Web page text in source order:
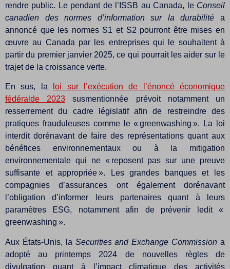
rendre public. Le pendant de l’ISSB au Canada, le Conseil
canadien des normes d’information sur la durabilité a
annoncé que les normes S1 et S2 pourront être mises en
œuvre au Canada par les entreprises qui le souhaitent à
partir du premier janvier 2025, ce qui pourrait les aider sur le
trajet de la croissance verte.
En sus, la
loi sur l’exécution de l’énoncé économique
fédéralde 2023 susmentionnée prévoit notamment un
resserrement du cadre législatif afin de restreindre des
pratiques frauduleuses comme le « greenwashing ». La loi
interdit dorénavant de faire des représentations quant aux
bénéfices environnementaux ou à la mitigation
environnementale qui ne « reposent pas sur une preuve
suffisante et appropriée ». Les grandes banques et les
compagnies d’assurances ont également dorénavant
l’obligation d’informer leurs partenaires quant à leurs
paramètres ESG, notamment afin de prévenir ledit «
greenwashing ».
Aux États-Unis, la Securities and Exchange Commissiona
adopté au printemps 2024 de nouvelles règles de
divulgation quant à l’impact climatique des activités